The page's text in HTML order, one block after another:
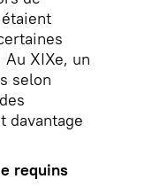
XIXe, un
selon
davantage
requins